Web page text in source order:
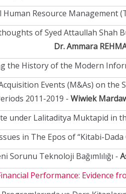
Resource Management
of Syed Attaullah Shah
Dr. Ammara
the History of the Modern
Events (M&As) on the
2011-2019 - Wiwiek
under Lalitaditya Muktapid in
in The Epos of “Kitabi-Dada
Sorunu Teknoloji Bağımlılığı -
Performance: Evidence